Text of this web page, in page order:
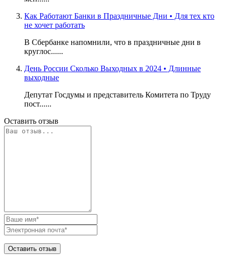
Как Работают Банки в Праздничные Дни • Для тех кто
не хочет работать
В Сбербанке напомнили, что в праздничные дни в
круглос......
День России Сколько Выходных в 2024 • Длинные
выходные
Депутат Госдумы и представитель Комитета по Труду
пост......
Оставить отзыв